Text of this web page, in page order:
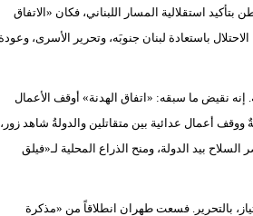
بتأكيد استقلالية المسار اللبناني، فكان «الاتفاق
باستعادة لبنان جنوبَه، وتحرير الأسرى، وعودة
إنه نقيض ما سبقه: «اتفاق الهدنة» أوقف الأعمال
1559» تناول إخراج الجيش السوري وغاب عنه السلاح اللاشرعي، والـ«1701» هدنةٌ ووقف أعمال عدائية بين متقاتلين والدولةُ شاهد زور،
(تشرين الثاني) 2024 قال الشيء ونقيضه: حصر السلاح بيد الدولة، ومنح الذراع المحلية لـ«فيلق
بالتحرير. فسعت طهران انطلاقاً من «مذكرة